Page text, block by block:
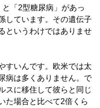
「2型糖尿病」があっ
しています。その遺伝子
というわけではありませ
すいんです。欧米では太
病は多くありません。で
スに移住して彼らと同じ
た場合と比べて2倍くら